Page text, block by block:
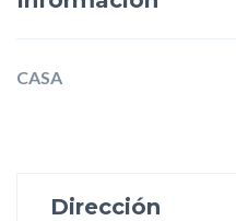
CASA
Dirección